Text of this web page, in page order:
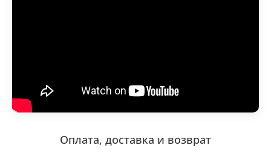
Оплата, доставка и возврат